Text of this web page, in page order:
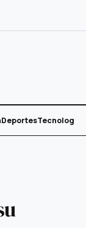
DeportesTecnología